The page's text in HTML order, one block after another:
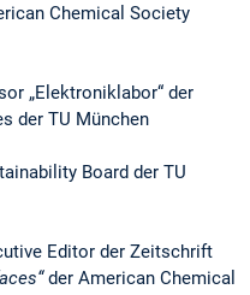
Chemical Society
„Elektroniklabor“ der
der TU München
Board der TU
Editor der Zeitschrift
der American Chemical